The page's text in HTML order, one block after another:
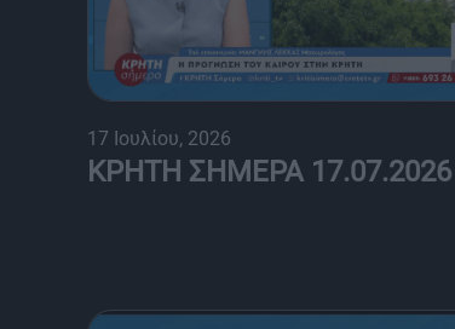
17 Ιουλίου, 2026
ΚΡΗΤΗ ΣΗΜΕΡΑ 17.07.2026